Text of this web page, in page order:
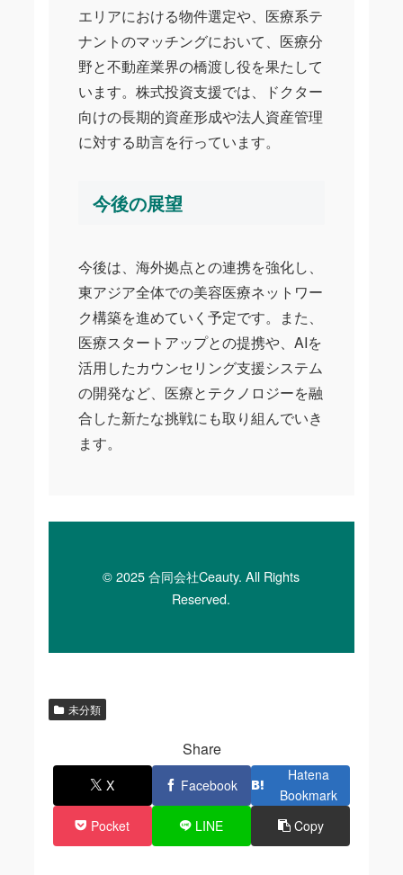
エリアにおける物件選定や、医療系テ
ナントのマッチングにおいて、医療分
野と不動産業界の橋渡し役を果たして
います。株式投資支援では、ドクター
向けの長期的資産形成や法人資産管理
に対する助言を行っています。
今後の展望
今後は、海外拠点との連携を強化し、
東アジア全体での美容医療ネットワー
ク構築を進めていく予定です。また、
医療スタートアップとの提携や、AIを
活用したカウンセリング支援システム
の開発など、医療とテクノロジーを融
合した新たな挑戦にも取り組んでいき
ます。
© 2025 合同会社Ceauty. All Rights
Reserved.
未分類
Share
X Facebook
Hatena
Bookmark
Pocket
LINE Copy